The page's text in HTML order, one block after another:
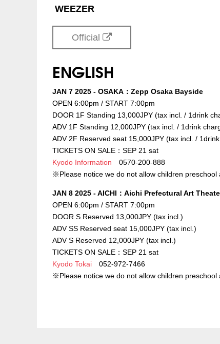
WEEZER
Official
ENGLISH
JAN 7 2025 - OSAKA：Zepp Osaka Bayside
OPEN 6:00pm / START 7:00pm
DOOR 1F Standing 13,000JPY (tax incl. / 1drink
ADV 1F Standing 12,000JPY (tax incl. / 1drink
ADV 2F Reserved seat 15,000JPY (tax incl. /
TICKETS ON SALE：SEP 21 sat
Kyodo Information 0570-200-888
※Please notice we do not allow children
JAN 8 2025 - AICHI：Aichi Prefectural Art
OPEN 6:00pm / START 7:00pm
DOOR S Reserved 13,000JPY (tax incl.)
ADV SS Reserved seat 15,000JPY (tax incl.)
ADV S Reserved 12,000JPY (tax incl.)
TICKETS ON SALE：SEP 21 sat
Kyodo Tokai 052-972-7466
※Please notice we do not allow children